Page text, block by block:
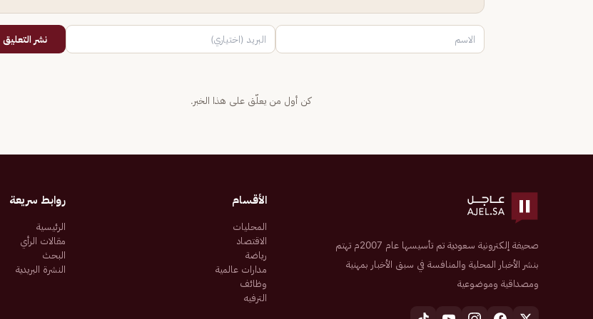
نشر التعليق
كن أول من يعلّق على هذا الخبر.
صحيفة إلكترونية سعودية تم تأسيسها عام 2007م تهتم
بنشر الأخبار المحلية والمنافسة في سبق الأخبار بمهنية
ومصداقية وموضوعية
الأقسام
المحليات
الاقتصاد
رياضة
مدارات عالمية
وظائف
الترفيه
روابط سريعة
الرئيسية
مقالات الرأي
البحث
النشرة البريدية